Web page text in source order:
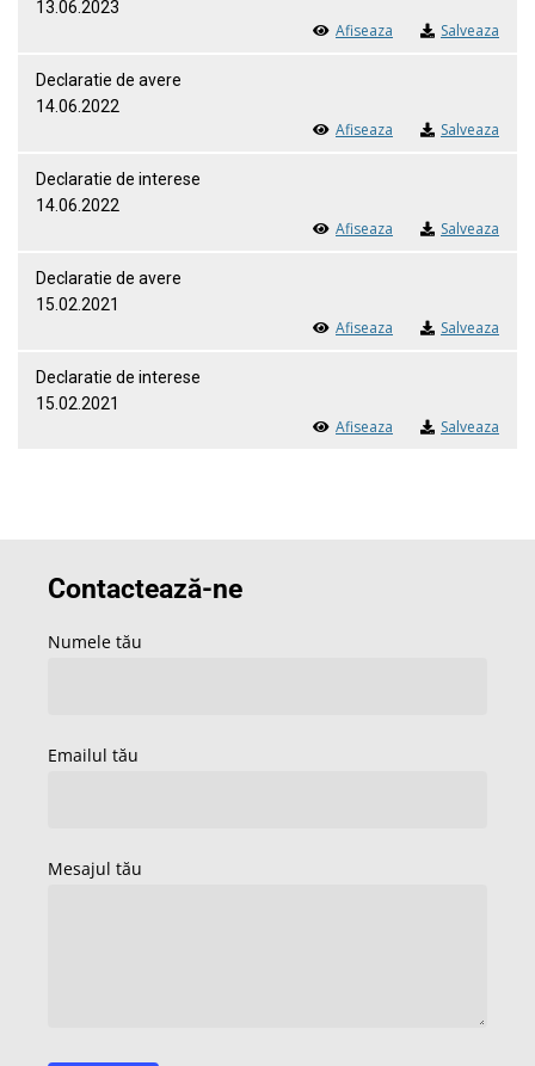
13.06.2023
Afiseaza Salveaza
Declaratie de avere
14.06.2022
Afiseaza Salveaza
Declaratie de interese
14.06.2022
Afiseaza Salveaza
Declaratie de avere
15.02.2021
Afiseaza Salveaza
Declaratie de interese
15.02.2021
Afiseaza Salveaza